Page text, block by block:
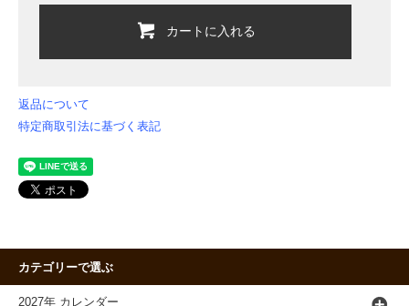
カートに入れる
返品について
特定商取引法に基づく表記
カテゴリーで選ぶ
2027年 カレンダー